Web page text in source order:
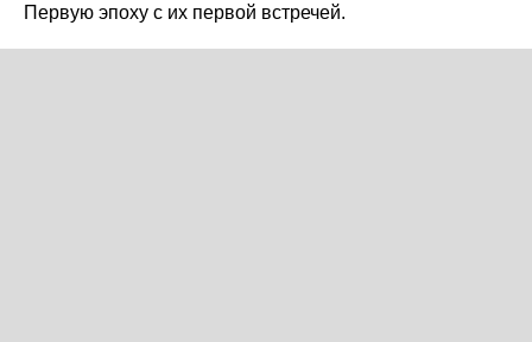
Первую эпоху с их первой встречей.